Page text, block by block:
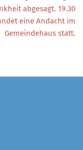
abgesagt. 19.30
eine Andacht im
Gemeindehaus statt.